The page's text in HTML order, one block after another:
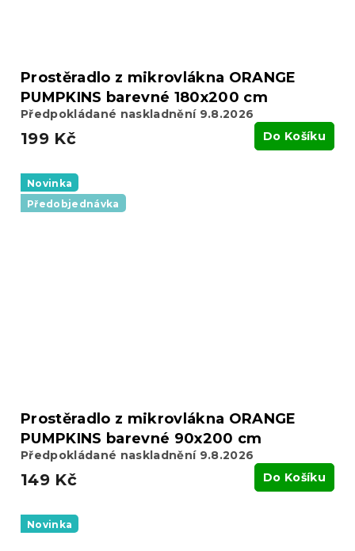
Prostěradlo z mikrovlákna ORANGE
PUMPKINS barevné 180x200 cm
Předpokládané naskladnění 9.8.2026
199 Kč Do Košíku
Novinka
Předobjednávka
Prostěradlo z mikrovlákna ORANGE
PUMPKINS barevné 90x200 cm
Předpokládané naskladnění 9.8.2026
149 Kč Do Košíku
Novinka